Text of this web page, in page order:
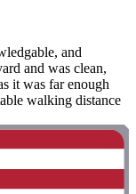
and
and was clean,
it was far enough
walking distance